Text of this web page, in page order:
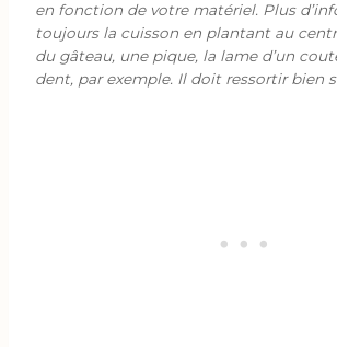
en fonction de votre matériel. Plus
toujours la cuisson en plantant au
du gâteau, une pique, la lame d’un
dent, par exemple. Il doit ressortir bien